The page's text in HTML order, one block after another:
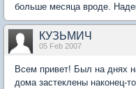
больше месяца вроде.
КУЗЬМИЧ
05 Feb 2007
Всем привет! Был на днях
дома застеклены наконец-